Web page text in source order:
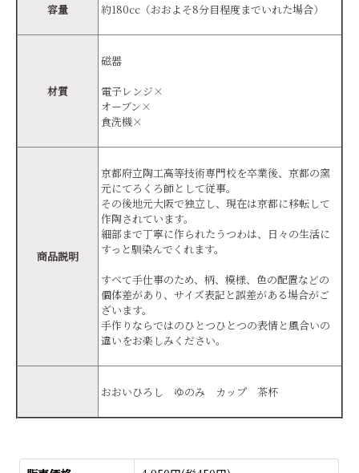
容量 約180cc（おおよそ8分目程度までいれた場合）
材質
磁器
電子レンジ×
オーブン×
食洗機×
商品説明
京都府立陶工高等技術専門校を卒業後、京都の窯
元にてろくろ師として従事。
その後地元大阪で独立し、現在は京都に移転して
作陶されています。
細部まで丁寧に作られたうつわは、日々の生活に
すっと馴染んでくれます。
すべて手仕事のため、柄、模様、色の配置などの
個体差があり、サイズ表記と誤差がある場合がご
ざいます。
手作りならではのひとつひとつの表情と風合いの
違いをお楽しみください。
おおいひろし ゆのみ カップ 茶杯